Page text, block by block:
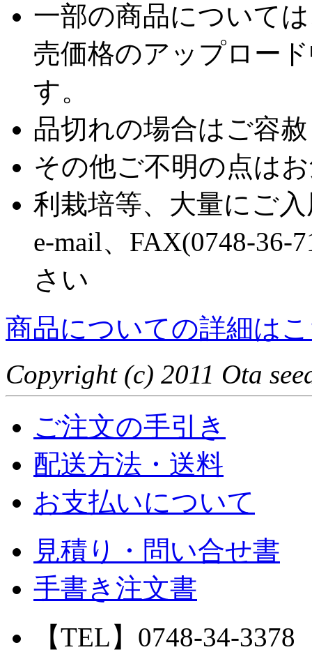
一部の商品について
売価格のアップロー
す。
品切れの場合はご容
その他ご不明の点は
利栽培等、大量にご
e-mail、FAX(0748-
さい
商品についての詳細は
Copyright (c) 2011 Ota
ご注文の手引き
配送方法・送料
お支払いについて
見積り・問い合せ書
手書き注文書
【TEL】0748-34-3378